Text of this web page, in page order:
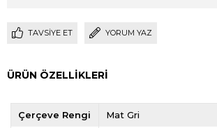
TAVSIYE ET YORUM YAZ
ÜRÜN ÖZELLIKLERI
Çerçeve Rengi Mat Gri